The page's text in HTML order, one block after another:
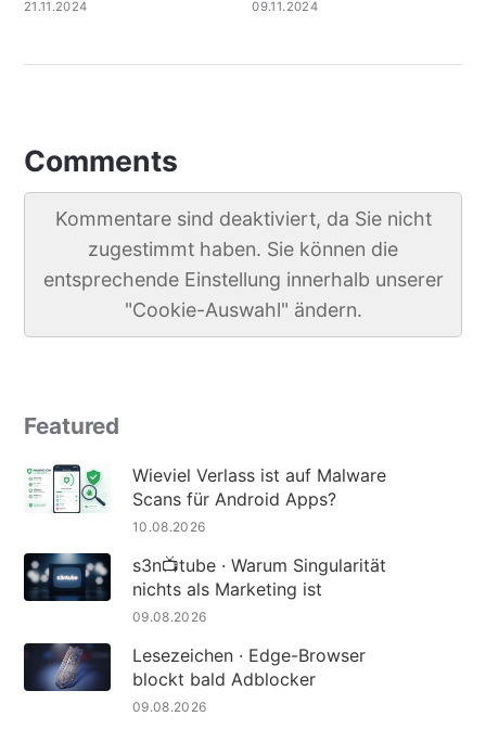
21.11.2024 09.11.2024
Comments
Kommentare sind deaktiviert, da Sie nicht
zugestimmt haben. Sie können die
entsprechende Einstellung innerhalb unserer
"Cookie-Auswahl" ändern.
Featured
Wieviel Verlass ist auf Malware
Scans für Android Apps?
10.08.2026
s3n📺tube · Warum Singularität
nichts als Marketing ist
09.08.2026
Lesezeichen · Edge-Browser
blockt bald Adblocker
09.08.2026